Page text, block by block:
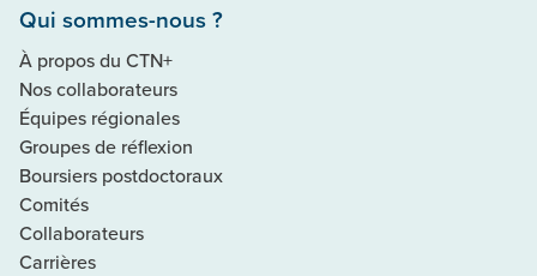
Qui sommes-nous ?
À propos du CTN+
Nos collaborateurs
Équipes régionales
Groupes de réflexion
Boursiers postdoctoraux
Comités
Collaborateurs
Carrières